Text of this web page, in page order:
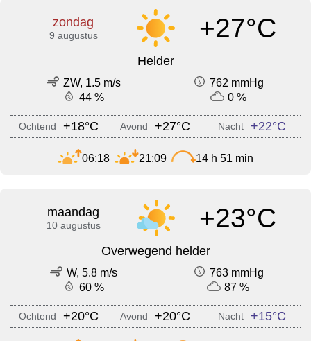
zondag
9 augustus +27°C
Helder
ZW, 1.5 m/s
762 mmHg
44 %
0 %
Ochtend +18°C Avond +27°C Nacht +22°C
06:18 21:09 14 h 51 min
maandag
10 augustus +23°C
Overwegend helder
W, 5.8 m/s
763 mmHg
60 %
87 %
Ochtend +20°C Avond +20°C Nacht +15°C